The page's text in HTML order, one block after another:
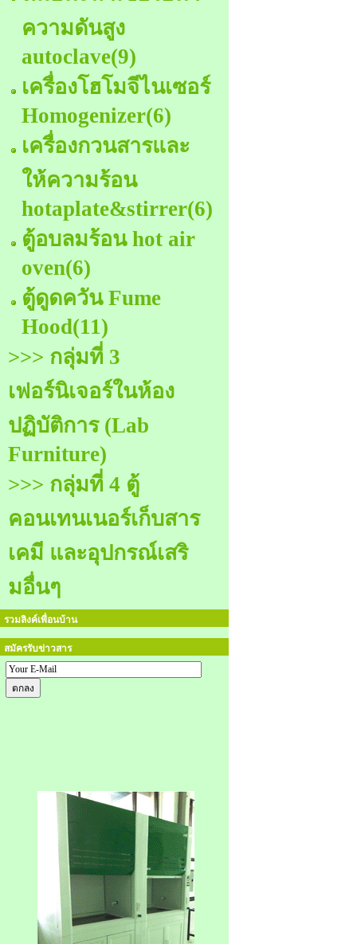
ความดันสูง
autoclave(9)
เครื่องโฮโมจีไนเซอร์
Homogenizer(6)
เครื่องกวนสารและ
ให้ความร้อน
hotaplate&stirrer(6)
ตู้อบลมร้อน hot air
oven(6)
ตู้ดูดควัน Fume
Hood(11)
>>> กลุ่มที่ 3
เฟอร์นิเจอร์ในห้อง
ปฏิบัติการ (Lab
Furniture)
>>> กลุ่มที่ 4 ตู้
คอนเทนเนอร์เก็บสาร
เคมี และอุปกรณ์เสริ
มอื่นๆ
รวมลิงค์เพื่อนบ้าน
สมัครรับข่าวสาร